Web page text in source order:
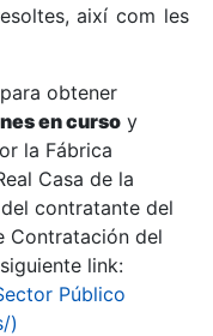
així com les
obtener
en curso y
la Fábrica
Casa de la
contratante del
Contratación del
link:
Público
)